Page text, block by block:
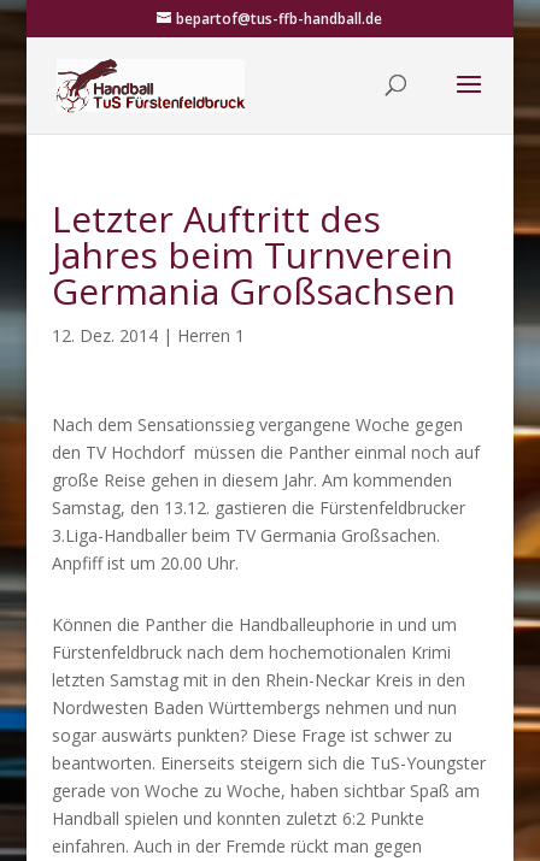
bepartof@tus-ffb-handball.de
Letzter Auftritt des
Jahres beim Turnverein
Germania Großsachsen
12. Dez. 2014| Herren 1
Nach dem Sensationssieg vergangene Woche gegen
den TV Hochdorf müssen die Panther einmal noch auf
große Reise gehen in diesem Jahr. Am kommenden
Samstag, den 13.12. gastieren die Fürstenfeldbrucker
3.Liga-Handballer beim TV Germania Großsachen.
Anpfiff ist um 20.00 Uhr.
Können die Panther die Handballeuphorie in und um
Fürstenfeldbruck nach dem hochemotionalen Krimi
letzten Samstag mit in den Rhein-Neckar Kreis in den
Nordwesten Baden Württembergs nehmen und nun
sogar auswärts punkten? Diese Frage ist schwer zu
beantworten. Einerseits steigern sich die TuS-Youngster
gerade von Woche zu Woche, haben sichtbar Spaß am
Handball spielen und konnten zuletzt 6:2 Punkte
einfahren. Auch in der Fremde rückt man gegen